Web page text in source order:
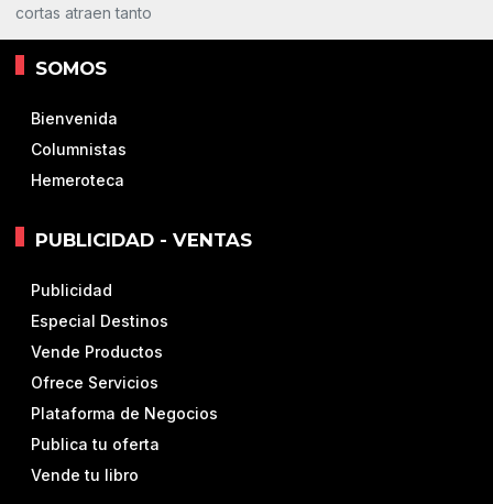
cortas atraen tanto
SOMOS
Bienvenida
Columnistas
Hemeroteca
PUBLICIDAD - VENTAS
Publicidad
Especial Destinos
Vende Productos
Ofrece Servicios
Plataforma de Negocios
Publica tu oferta
Vende tu libro